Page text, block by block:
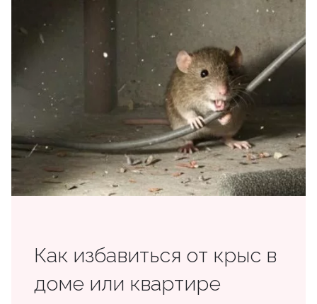
Как избавиться от крыс в
доме или квартире